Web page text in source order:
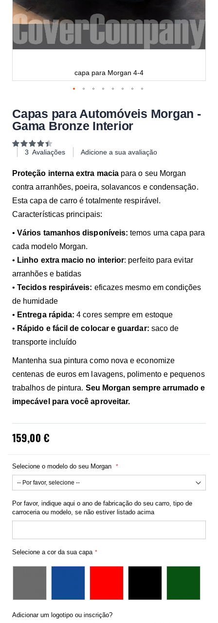
capa para Morgan 4-4
Capas para Automóveis Morgan -
Gama Bronze Interior
Classificação:
100
3 Avaliações Adicione a sua avaliação
Proteção interna extra maciapara o seu Morgan
contra arranhões, poeira, solavancos e condensação.
Esta capa de carro é totalmente respirável.
Características principais:
•Vários tamanhos disponíveis: temos uma capa para
cada modelo Morgan.
• Linho extra macio no interior: perfeito para evitar
arranhões e batidas
•Tecidos respiráveis: eficazes mesmo em condições
de humidade
• Entrega rápida: 4 cores sempre em estoque
• Rápido e fácil de colocar e guardar: saco de
transporte incluído
Mantenha sua pintura como nova e economize
centenas de euros em lavagens, polimento e pequenos
trabalhos de pintura. Seu Morgan sempre arrumado e
impecável para você aproveitar.
159,00 €
Selecione o modelo do seu Morgan
Por favor, indique aqui o ano de fabricação do seu carro, tipo de
carroceria ou modelo, se não estiver listado acima
Selecione a cor da sua capa
Adicionar um logotipo ou inscrição?